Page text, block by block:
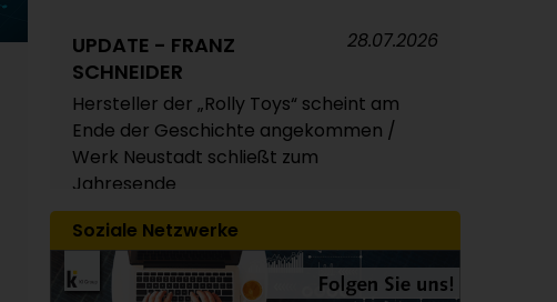
Überwiegend leichte Abschläge oder
Rollover / Extrem unterschiedliche
Preisveränderungen bei PC und PA 6 /
Panel erwartet für August insgesamt
weitgehend stabile Notierungen
POLYMERPREISE
Composites/GFK Juli 2026: Auf und Ab
der Styrol-Preise sorgt für mehr
04.08.2026
UPDATE - FRANZ
SCHNEIDER
Hersteller der „Rolly Toys“ scheint am
Ende der Geschichte angekommen /
Werk Neustadt schließt zum
Jahresende
28.07.2026
LOGISTIK
Der Rhein ist unsere ganz eigene
30.07.2026
Soziale Netzwerke